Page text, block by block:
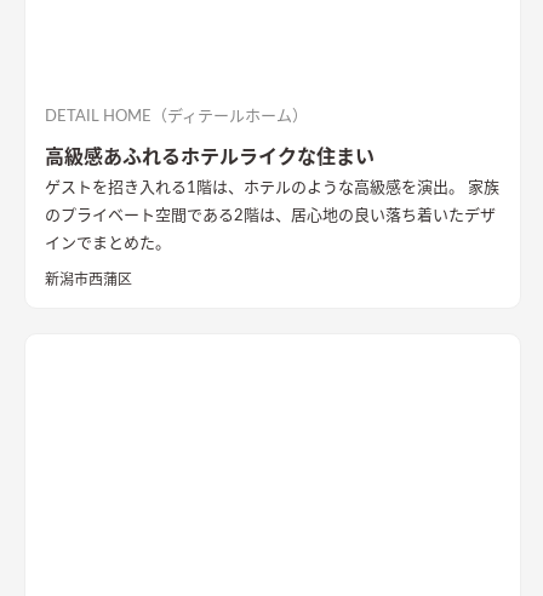
DETAIL HOME（ディテールホーム）
高級感あふれるホテルライクな住まい
ゲストを招き入れる1階は、ホテルのような高級感を演出。 家族
のプライベート空間である2階は、居心地の良い落ち着いたデザ
インでまとめた。
新潟市西蒲区